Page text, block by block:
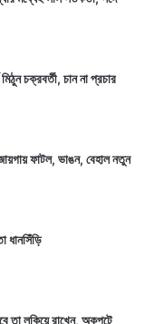
চক্রবর্তী, চান না প্রচার
ফাটল, ভাঙন, বেহাল নতুন
ধানসিঁড়ি
তা লুকিয়ে রাখেন, অকপটে